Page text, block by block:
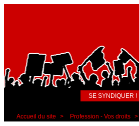
SE SYNDIQUER !
Accueil du site > Profession - Vos droits >